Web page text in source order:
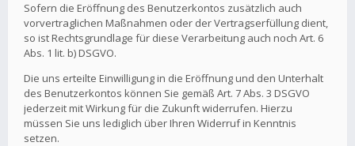
Sofern die Eröffnung des Benutzerkontos zusätzlich auch
vorvertraglichen Maßnahmen oder der Vertragserfüllung dient,
so ist Rechtsgrundlage für diese Verarbeitung auch noch Art. 6
Abs. 1 lit. b) DSGVO.
Die uns erteilte Einwilligung in die Eröffnung und den Unterhalt
des Benutzerkontos können Sie gemäß Art. 7 Abs. 3 DSGVO
jederzeit mit Wirkung für die Zukunft widerrufen. Hierzu
müssen Sie uns lediglich über Ihren Widerruf in Kenntnis
setzen.